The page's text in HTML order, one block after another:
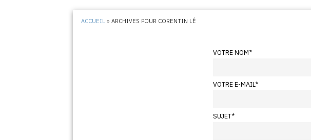
ACCUEIL »ARCHIVES POUR CORENTIN LÊ
VOTRE NOM*
VOTRE E-MAIL*
SUJET*